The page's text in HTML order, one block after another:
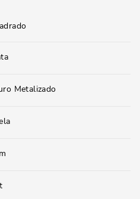
Metalizado